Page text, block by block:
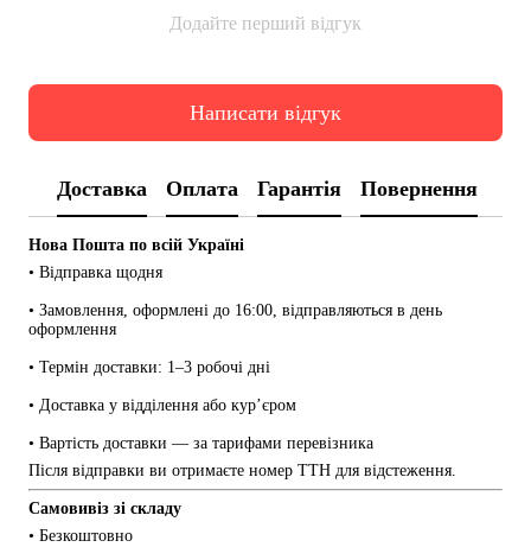
Додайте перший відгук
Написати відгук
Доставка Оплата Гарантія Повернення
Нова Пошта по всій Україні
• Відправка щодня
• Замовлення, оформлені до 16:00, відправляються в день
оформлення
• Термін доставки: 1–3 робочі дні
• Доставка у відділення або кур’єром
• Вартість доставки — за тарифами перевізника
Після відправки ви отримаєте номер ТТН для відстеження.
Самовивіз зі складу
• Безкоштовно